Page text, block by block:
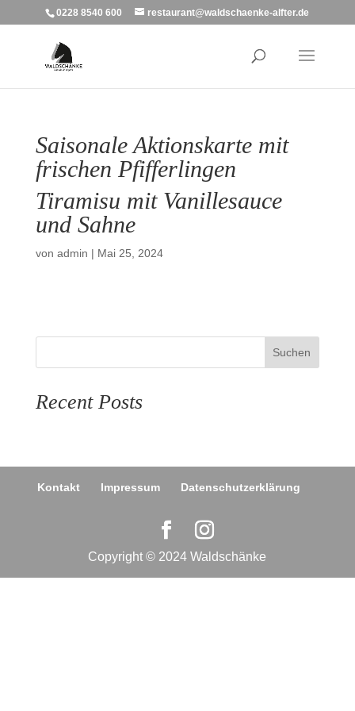
0228 8540 600 restaurant@waldschaenke-alfter.de
Saisonale Aktionskarte mit
frischen Pfifferlingen
Tiramisu mit Vanillesauce
und Sahne
von admin | Mai 25, 2024
Suchen
Recent Posts
Kontakt Impressum Datenschutzerklärung
Copyright © 2024 Waldschänke